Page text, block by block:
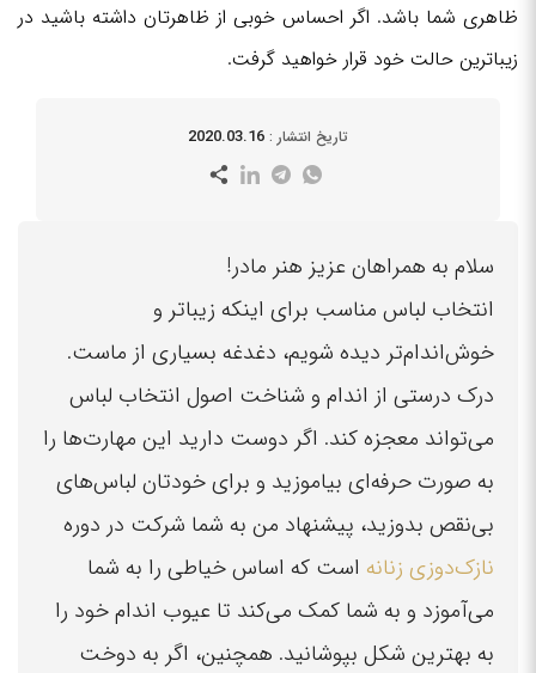
ظاهری شما باشد. اگر احساس خوبی از ظاهرتان داشته باشید در
زیباترین حالت خود قرار خواهید گرفت.
تاریخ انتشار : 2020.03.16
سلام به همراهان عزیز هنر مادر!
انتخاب لباس مناسب برای اینکه زیباتر و
خوش‌اندام‌تر دیده شویم، دغدغه بسیاری از ماست.
درک درستی از اندام و شناخت اصول انتخاب لباس
می‌تواند معجزه کند. اگر دوست دارید این مهارت‌ها را
به صورت حرفه‌ای بیاموزید و برای خودتان لباس‌های
بی‌نقص بدوزید، پیشنهاد من به شما شرکت در دوره
نازک‌دوزی زنانه است که اساس خیاطی را به شما
می‌آموزد و به شما کمک می‌کند تا عیوب اندام خود را
به بهترین شکل بپوشانید. همچنین، اگر به دوخت